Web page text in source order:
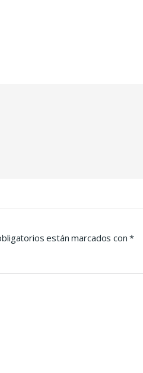
están marcados con*